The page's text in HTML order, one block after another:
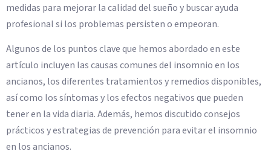
medidas para mejorar la calidad del sueño y buscar ayuda
profesional si los problemas persisten o empeoran.
Algunos de los puntos clave que hemos abordado en este
artículo incluyen las causas comunes del insomnio en los
ancianos, los diferentes tratamientos y remedios disponibles,
así como los síntomas y los efectos negativos que pueden
tener en la vida diaria. Además, hemos discutido consejos
prácticos y estrategias de prevención para evitar el insomnio
en los ancianos.